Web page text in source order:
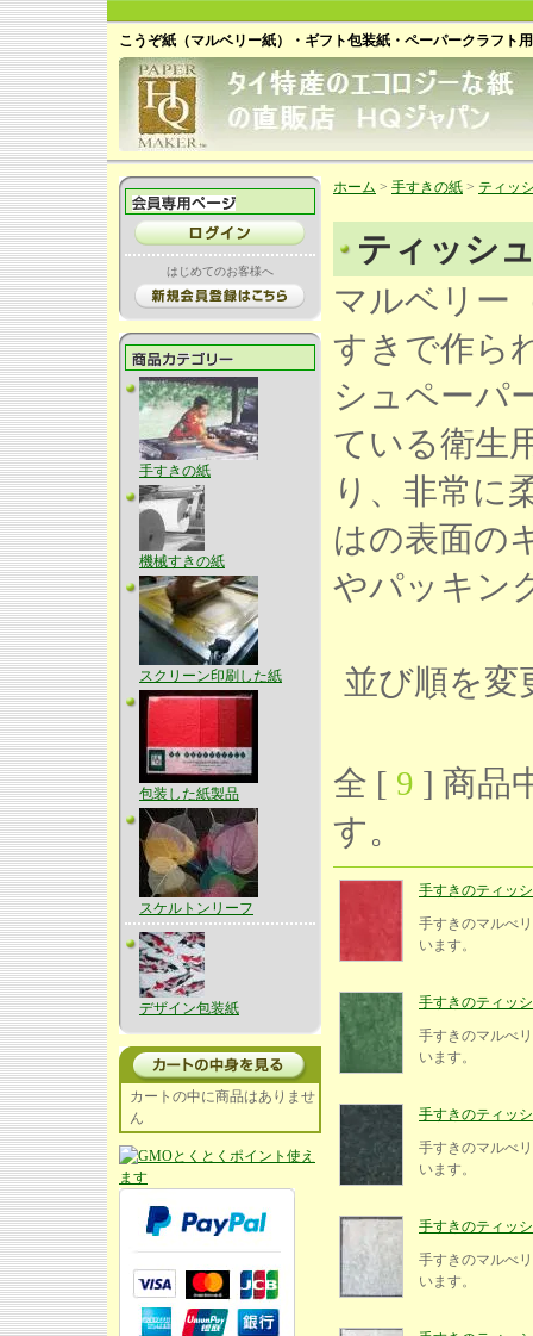
こうぞ紙（マルベリー紙）・ギフト包装紙・ペーパークラフト
はじめてのお客様へ
手すきの紙
機械すきの紙
スクリーン印刷した紙
包装した紙製品
スケルトンリーフ
デザイン包装紙
カートの中に商品はありませ
ん
ホーム > 手すきの紙 > ティッ
ティッシ
マルベリー
すきで作ら
シュペーパ
ている衛生
り、非常に
はの表面の
やパッキン
並び順を変
全 [ 9 ] 商品
す。
手すきのティッ
手すきのマルべ
います。
手すきのティッ
手すきのマルべ
います。
手すきのティッ
手すきのマルべ
います。
手すきのティッ
手すきのマルべ
います。